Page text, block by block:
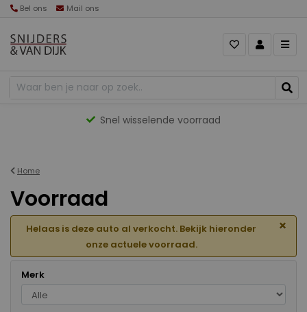
Bel ons Mail ons
Gevarieerd aanbod
Home
Voorraad
Helaas is deze auto al verkocht. Bekijk hieronder
onze actuele voorraad.
×
Merk